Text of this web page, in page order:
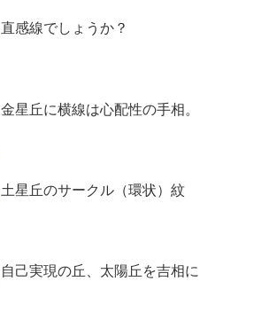
直感線でしょうか？
金星丘に横線は心配性の手相。
土星丘のサークル（環状）紋
自己実現の丘、太陽丘を吉相に